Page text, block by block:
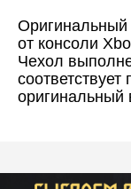
Оригинальный
от консоли
Чехол
оригинальный